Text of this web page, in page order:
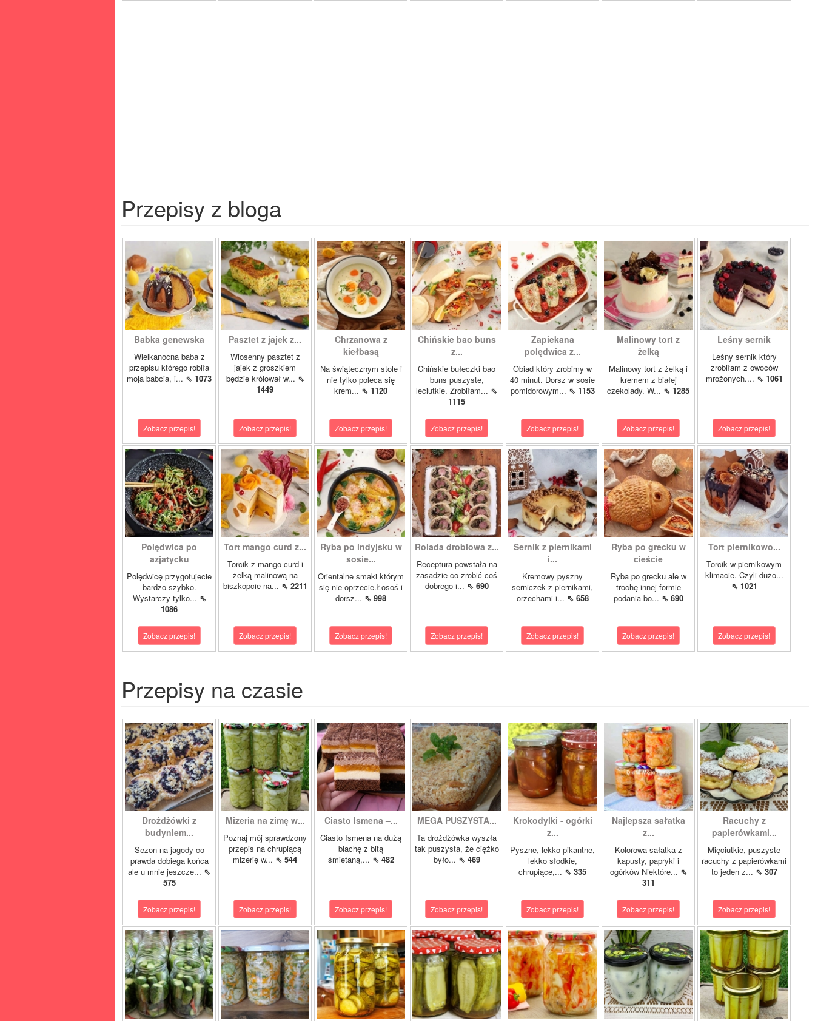
Przepisy z bloga
Babka genewska
Wielkanocna baba z
przepisu którego robiła
moja babcia, i... ⇖ 1073
Zobacz przepis!
Pasztet z jajek z...
Wiosenny pasztet z
jajek z groszkiem
będzie królował w... ⇖
1449
Zobacz przepis!
Chrzanowa z
kiełbasą
Na świątecznym stole i
nie tylko poleca się
krem... ⇖ 1120
Zobacz przepis!
Chińskie bao buns
z...
Chińskie bułeczki bao
buns puszyste,
leciutkie. Zrobiłam... ⇖
1115
Zobacz przepis!
Zapiekana
polędwica z...
Obiad który zrobimy w
40 minut. Dorsz w sosie
pomidorowym... ⇖ 1153
Zobacz przepis!
Malinowy tort z
żelką
Malinowy tort z żelką i
kremem z białej
czekolady. W... ⇖ 1285
Zobacz przepis!
Leśny sernik
Leśny sernik który
zrobiłam z owoców
mrożonych.... ⇖ 1061
Zobacz przepis!
Polędwica po
azjatycku
Polędwicę przygotujecie
bardzo szybko.
Wystarczy tylko... ⇖
1086
Zobacz przepis!
Tort mango curd z...
Torcik z mango curd i
żelką malinową na
biszkopcie na... ⇖ 2211
Zobacz przepis!
Ryba po indyjsku w
sosie...
Orientalne smaki którym
się nie oprzecie.Łosoś i
dorsz... ⇖ 998
Zobacz przepis!
Rolada drobiowa z...
Receptura powstała na
zasadzie co zrobić coś
dobrego i... ⇖ 690
Zobacz przepis!
Sernik z piernikami
i...
Kremowy pyszny
serniczek z piernikami,
orzechami i... ⇖ 658
Zobacz przepis!
Ryba po grecku w
cieście
Ryba po grecku ale w
trochę innej formie
podania bo... ⇖ 690
Zobacz przepis!
Tort piernikowo...
Torcik w piernikowym
klimacie. Czyli dużo...
⇖ 1021
Zobacz przepis!
Przepisy na czasie
Drożdżówki z
budyniem...
Sezon na jagody co
prawda dobiega końca
ale u mnie jeszcze... ⇖
575
Zobacz przepis!
Mizeria na zimę w...
Poznaj mój sprawdzony
przepis na chrupiącą
mizerię w... ⇖ 544
Zobacz przepis!
Ciasto Ismena –...
Ciasto Ismena na dużą
blachę z bitą
śmietaną,... ⇖ 482
Zobacz przepis!
MEGA PUSZYSTA...
Ta drożdżówka wyszła
tak puszysta, że ciężko
było... ⇖ 469
Zobacz przepis!
Krokodylki - ogórki
z...
Pyszne, lekko pikantne,
lekko słodkie,
chrupiące,... ⇖ 335
Zobacz przepis!
Najlepsza sałatka
z...
Kolorowa sałatka z
kapusty, papryki i
ogórków Niektóre... ⇖
311
Zobacz przepis!
Racuchy z
papierówkami...
Mięciutkie, puszyste
racuchy z papierówkami
to jeden z... ⇖ 307
Zobacz przepis!